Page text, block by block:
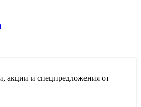
акции и спецпредложения от